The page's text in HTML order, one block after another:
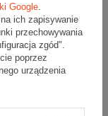
Google
ich zapisywanie
przechowywania
zgód".
poprzez
urządzenia